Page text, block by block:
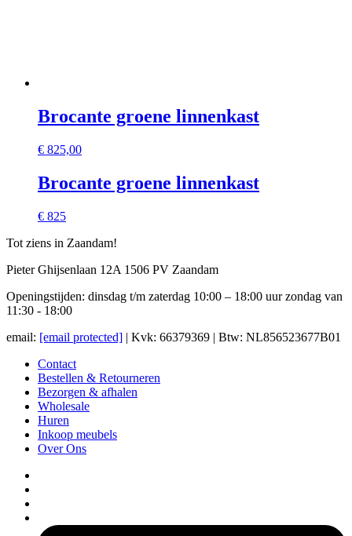
Brocante groene linnenkast
€ 825,00
Brocante groene linnenkast
€ 825
Tot ziens in Zaandam!
Pieter Ghijsenlaan 12A 1506 PV Zaandam
Openingstijden: dinsdag t/m zaterdag 10:00 – 18:00 uur zondag van
11:30 - 18:00
email: [email protected] | Kvk: 66379369 | Btw: NL856523677B01
Contact
Bestellen & Retourneren
Bezorgen & afhalen
Wholesale
Huren
Inkoop meubels
Over Ons